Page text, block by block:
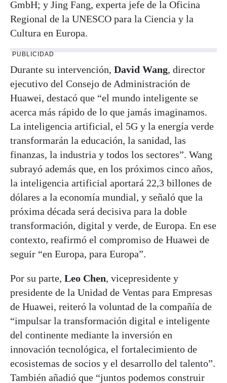
GmbH; y Jing Fang, experta jefe de la Oficina
Regional de la UNESCO para la Ciencia y la
Cultura en Europa.
PUBLICIDAD
Durante su intervención, David Wang, director
ejecutivo del Consejo de Administración de
Huawei, destacó que “el mundo inteligente se
acerca más rápido de lo que jamás imaginamos.
La inteligencia artificial, el 5G y la energía verde
transformarán la educación, la sanidad, las
finanzas, la industria y todos los sectores”. Wang
subrayó además que, en los próximos cinco años,
la inteligencia artificial aportará 22,3 billones de
dólares a la economía mundial, y señaló que la
próxima década será decisiva para la doble
transformación, digital y verde, de Europa. En ese
contexto, reafirmó el compromiso de Huawei de
seguir “en Europa, para Europa”.
Por su parte, Leo Chen, vicepresidente y
presidente de la Unidad de Ventas para Empresas
de Huawei, reiteró la voluntad de la compañía de
“impulsar la transformación digital e inteligente
del continente mediante la inversión en
innovación tecnológica, el fortalecimiento de
ecosistemas de socios y el desarrollo del talento”.
También añadió que “juntos podemos construir